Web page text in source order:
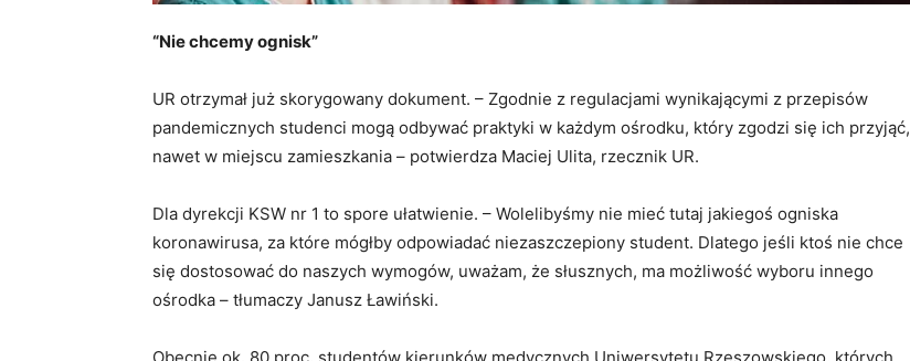
“Nie chcemy ognisk”
UR otrzymał już skorygowany dokument. – Zgodnie z regulacjami wynikającymi z przepisów
pandemicznych studenci mogą odbywać praktyki w każdym ośrodku, który zgodzi się ich przyjąć,
nawet w miejscu zamieszkania – potwierdza Maciej Ulita, rzecznik UR.
Dla dyrekcji KSW nr 1 to spore ułatwienie. – Wolelibyśmy nie mieć tutaj jakiegoś ogniska
koronawirusa, za które mógłby odpowiadać niezaszczepiony student. Dlatego jeśli ktoś nie chce
się dostosować do naszych wymogów, uważam, że słusznych, ma możliwość wyboru innego
ośrodka – tłumaczy Janusz Ławiński.